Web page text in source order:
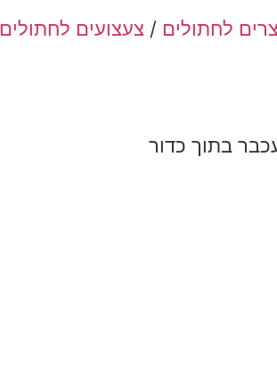
לחתולים / צעצועים לחתולים
בתוך כדור